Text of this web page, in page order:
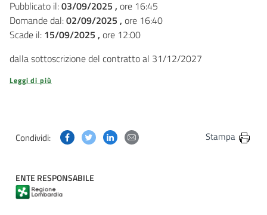
Pubblicato il:03/09/2025 , ore 16:45
Domande dal:02/09/2025 , ore 16:40
Scade il: 15/09/2025 , ore 12:00
dalla sottoscrizione del contratto al 31/12/2027
Leggi di più
Condividi: Condividi questa pagina su Facebook
Condividi questa pagina su Twitter
Condividi questa pagina su Linkedin
Condividi questa pagina via
Stampa
ENTE RESPONSABILE